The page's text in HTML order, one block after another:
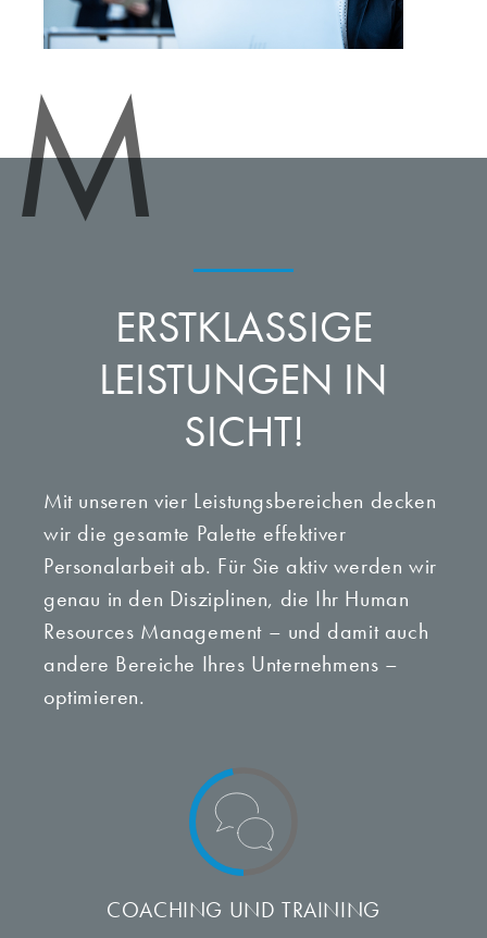
M
ERSTKLASSIGE
LEISTUNGEN IN
SICHT!
Mit unseren vier Leistungsbereichen decken
wir die gesamte Palette effektiver
Personalarbeit ab. Für Sie aktiv werden wir
genau in den Disziplinen, die Ihr Human
Resources Management – und damit auch
andere Bereiche Ihres Unternehmens –
optimieren.
COACHING UND TRAINING